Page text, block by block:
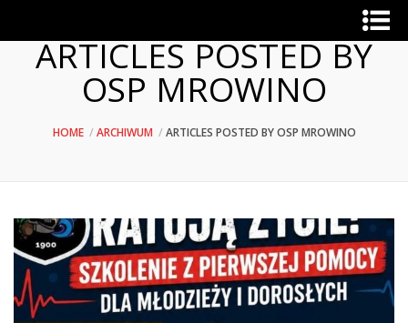
ARTICLES POSTED BY
OSP MROWINO
HOME ARCHIWUM ARTICLES POSTED BY OSP MROWINO